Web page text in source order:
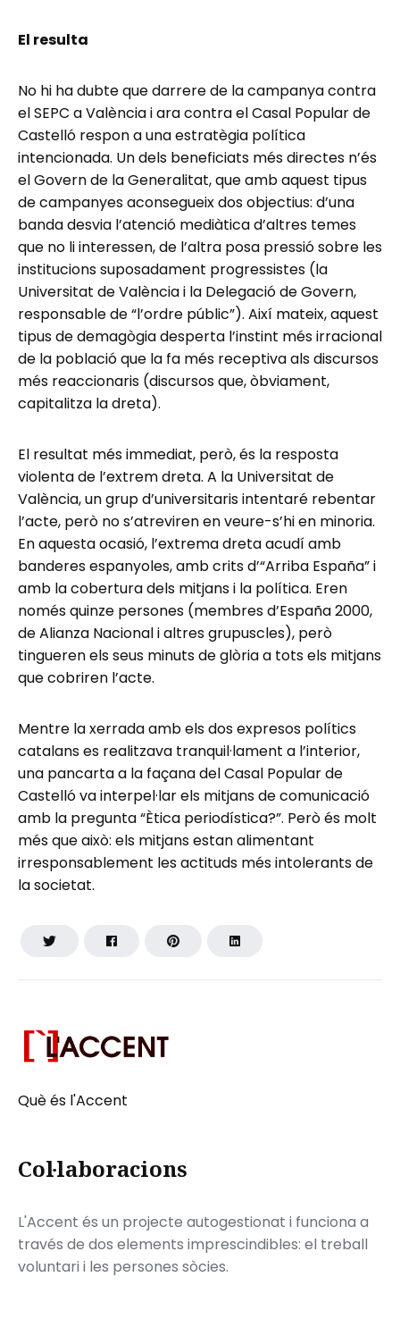
El resulta
No hi ha dubte que darrere de la campanya contra
el SEPC a València i ara contra el Casal Popular de
Castelló respon a una estratègia política
intencionada. Un dels beneficiats més directes n’és
el Govern de la Generalitat, que amb aquest tipus
de campanyes aconsegueix dos objectius: d’una
banda desvia l’atenció mediàtica d’altres temes
que no li interessen, de l’altra posa pressió sobre les
institucions suposadament progressistes (la
Universitat de València i la Delegació de Govern,
responsable de “l’ordre públic”). Així mateix, aquest
tipus de demagògia desperta l’instint més irracional
de la població que la fa més receptiva als discursos
més reaccionaris (discursos que, òbviament,
capitalitza la dreta).
El resultat més immediat, però, és la resposta
violenta de l’extrem dreta. A la Universitat de
València, un grup d’universitaris intentaré rebentar
l’acte, però no s’atreviren en veure-s’hi en minoria.
En aquesta ocasió, l’extrema dreta acudí amb
banderes espanyoles, amb crits d’“Arriba España” i
amb la cobertura dels mitjans i la política. Eren
només quinze persones (membres d’España 2000,
de Alianza Nacional i altres grupuscles), però
tingueren els seus minuts de glòria a tots els mitjans
que cobriren l’acte.
Mentre la xerrada amb els dos expresos polítics
catalans es realitzava tranquil·lament a l’interior,
una pancarta a la façana del Casal Popular de
Castelló va interpel·lar els mitjans de comunicació
amb la pregunta “Ètica periodística?”. Però és molt
més que això: els mitjans estan alimentant
irresponsablement les actituds més intolerants de
la societat.
Què és l'Accent
Col·laboracions
L'Accent és un projecte autogestionat i funciona a
través de dos elements imprescindibles: el treball
voluntari i les persones sòcies.